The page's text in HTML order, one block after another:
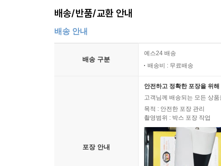
배송/반품/교환 안내
배송 안내
배송 구분
예스24 배송
배송비 : 무료배송
포장 안내
안전하고 정확한 포장을 위
고객님께 배송되는 모든 상
목적 : 안전한 포장 관리
촬영범위 : 박스 포장 작업